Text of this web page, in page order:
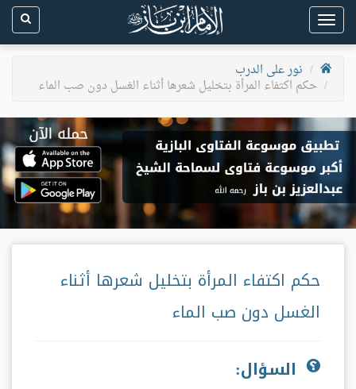
Toggle
navigation
نور على الدرب
حكم اكتفاء المرأة بتخليل شعرها أثناء الغسل دون صب الماء
حكم اكتفاء المرأة بتخليل شعرها أثناء
الغسل دون صب الماء
السؤال: